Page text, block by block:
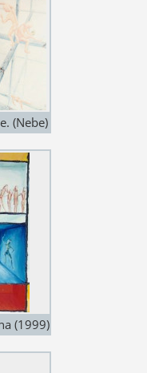
(Nebe)
(1999)